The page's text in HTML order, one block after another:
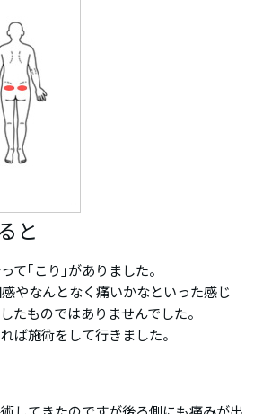
と
て｢こり｣がありました。
やなんとなく痛いかなといった感じ
たものではありませんでした。
ば施術をして行きました。